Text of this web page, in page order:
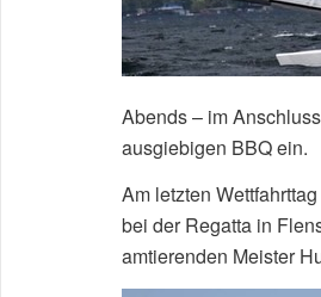
Abends – im
ausgiebigen BBQ ein.
Am letzten
bei der Regatta in
amtierenden Meister